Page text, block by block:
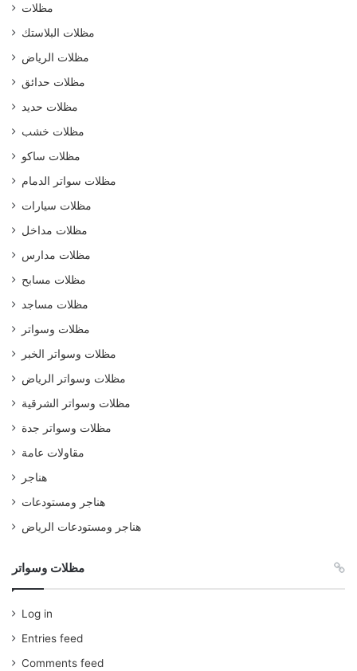
مظلات
مظلات البلاستك
مظلات الرياض
مظلات حدائق
مظلات حديد
مظلات خشب
مظلات ساكو
مظلات سواتر الدمام
مظلات سيارات
مظلات مداخل
مظلات مدارس
مظلات مسابح
مظلات مساجد
مظلات وسواتر
مظلات وسواتر الخبر
مظلات وسواتر الرياض
مظلات وسواتر الشرقية
مظلات وسواتر جدة
مقاولات عامة
هناجر
هناجر ومستودعات
هناجر ومستودعات الرياض
مظلات وسواتر
Log in
Entries feed
Comments feed